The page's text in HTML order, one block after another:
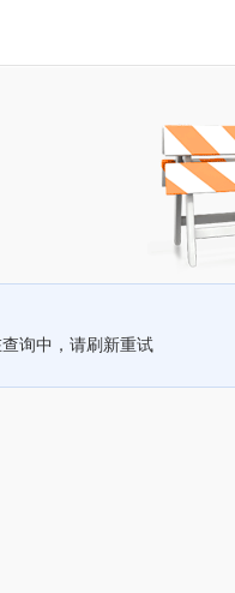
询中，请刷新重试